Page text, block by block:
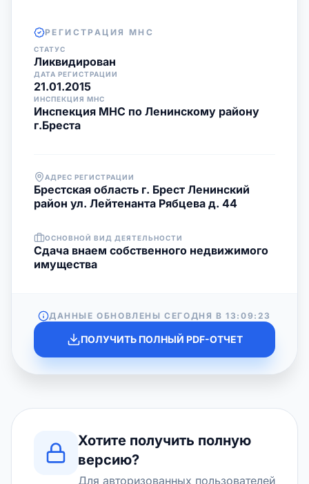
РЕГИСТРАЦИЯ МНС
СТАТУС
Ликвидирован
ДАТА РЕГИСТРАЦИИ
21.01.2015
ИНСПЕКЦИЯ МНС
Инспекция МНС по Ленинскому району
г.Бреста
АДРЕС РЕГИСТРАЦИИ
Брестская область г. Брест Ленинский
район ул. Лейтенанта Рябцева д. 44
ОСНОВНОЙ ВИД ДЕЯТЕЛЬНОСТИ
Сдача внаем собственного недвижимого
имущества
ДАННЫЕ ОБНОВЛЕНЫ СЕГОДНЯ В13:09:23
ПОЛУЧИТЬ ПОЛНЫЙ PDF-ОТЧЕТ
Хотите получить полную
версию?
Для авторизованных пользователей